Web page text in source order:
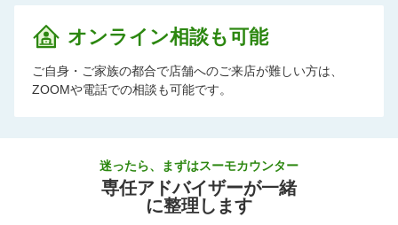
オンライン相談も可能
ご自身・ご家族の都合で店舗へのご来店が難しい方は、
ZOOMや電話での相談も可能です。
迷ったら、まずはスーモカウンター
専任アドバイザーが一緒
に整理します